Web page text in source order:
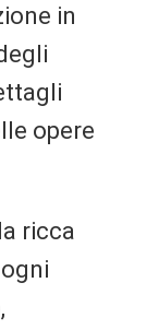
in
opere
ricca